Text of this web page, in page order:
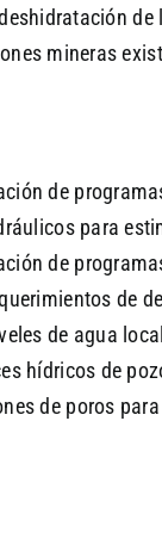
mineras
de
para
de
de
de agua
hídricos de
de poros